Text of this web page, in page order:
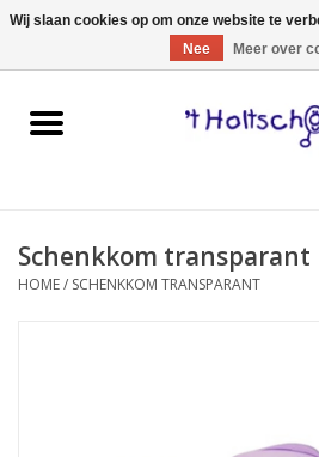
Home
spellen
Schenkkom transparant
HOME/ SCHENKKOM TRANSPARANT
Wij slaan cookies op om onze website te
Nee
Meer over